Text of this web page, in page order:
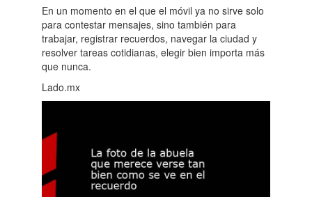
En un momento en el que el móvil ya no sirve solo
para contestar mensajes, sino también para
trabajar, registrar recuerdos, navegar la ciudad y
resolver tareas cotidianas, elegir bien importa más
que nunca.
Lado.mx